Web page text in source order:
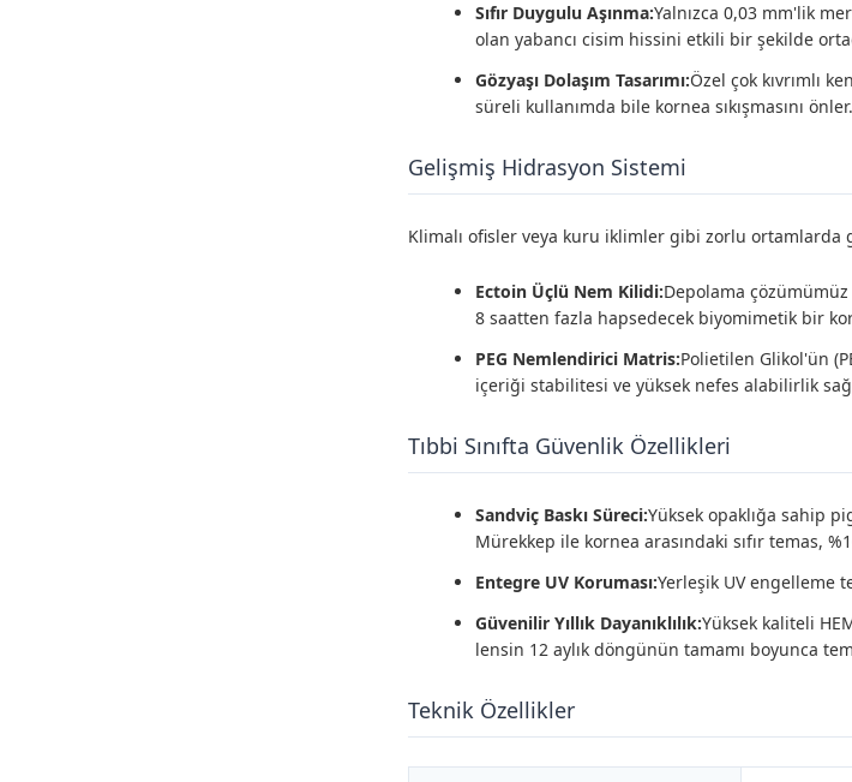
Sıfır Duygulu Aşınma:Yalnızca 0,03 mm'lik
olan yabancı cisim hissini etkili bir şekilde
Gözyaşı Dolaşım Tasarımı:Özel çok kıvrımlı
süreli kullanımda bile kornea sıkışmasını önler.
Gelişmiş Hidrasyon Sistemi
Klimalı ofisler veya kuru iklimler gibi zorlu
Ectoin Üçlü Nem Kilidi:Depolama
8 saatten fazla hapsedecek biyomimetik bir
PEG Nemlendirici Matris:Polietilen Glikol'ün
içeriği stabilitesi ve yüksek nefes alabilirlik
Tıbbi Sınıfta Güvenlik Özellikleri
Sandviç Baskı Süreci:Yüksek opaklığa sahip
Mürekkep ile kornea arasındaki sıfır temas,
Entegre UV Koruması:Yerleşik UV engelleme
Güvenilir Yıllık Dayanıklılık:Yüksek kaliteli
lensin 12 aylık döngünün tamamı boyunca
Teknik Özellikler